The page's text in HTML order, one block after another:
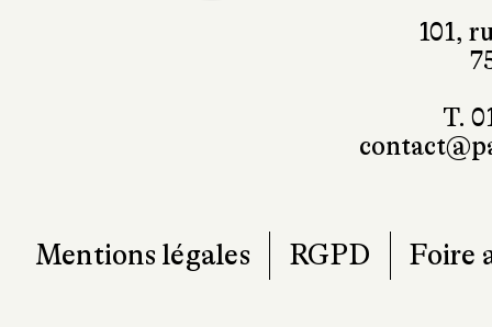
101,
T.
Mentions légales RGPD Foire